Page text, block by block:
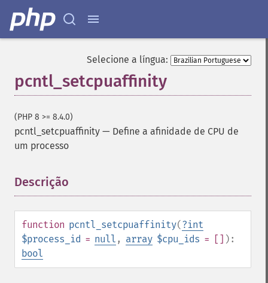
Selecione a língua:
pcntl_setcpuaffinity
(PHP 8 >= 8.4.0)
pcntl_setcpuaffinity — Define a afinidade de CPU de
um processo
Descrição
function pcntl_setcpuaffinity(?int
$process_id = null , array $cpu_ids = [] ):
bool